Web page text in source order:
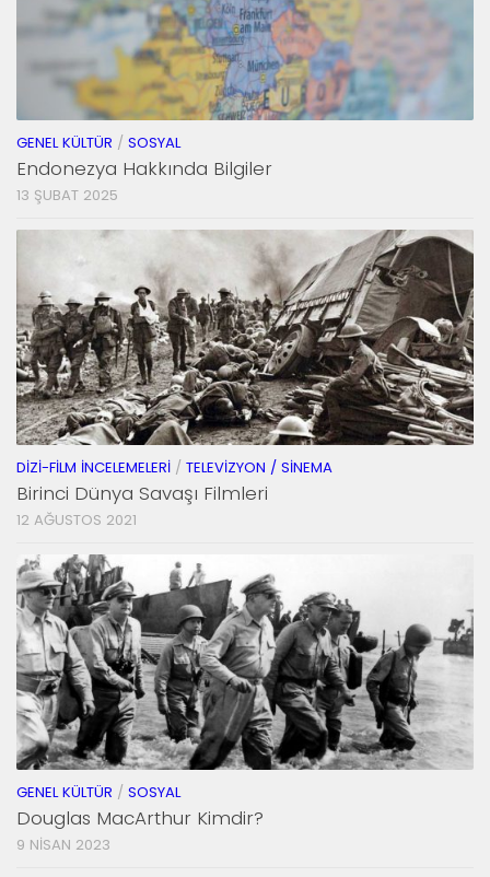
GENEL KÜLTÜR / SOSYAL
Endonezya Hakkında Bilgiler
13 ŞUBAT 2025
DIZI-FILM İNCELEMELERI / TELEVIZYON / SINEMA
Birinci Dünya Savaşı Filmleri
12 AĞUSTOS 2021
GENEL KÜLTÜR / SOSYAL
Douglas MacArthur Kimdir?
9 NISAN 2023